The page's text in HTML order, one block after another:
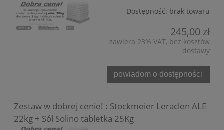
Dostępność: brak towaru
245,00 zł
zawiera 23% VAT, bez kosztów
dostawy
powiadom o dostępności
Zestaw w dobrej cenie! : Stockmeier Leraclen ALE
22kg + Sól Solino tabletka 25Kg